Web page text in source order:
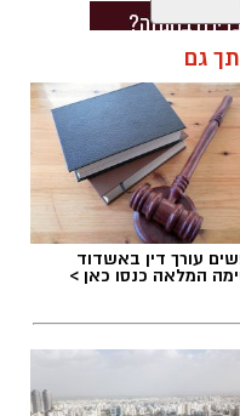
גם
עורך דין באשדוד
המלאה כנסו כאן >